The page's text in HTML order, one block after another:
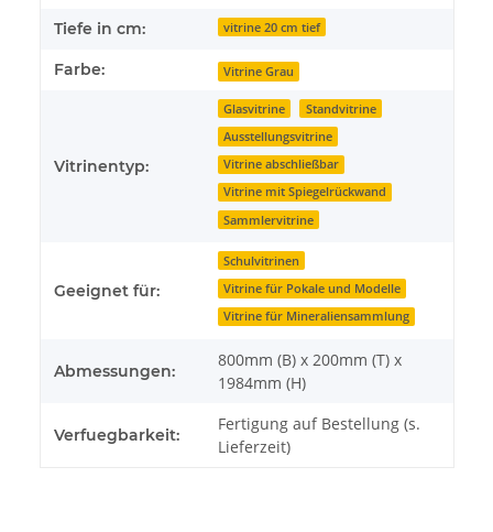
Tiefe in cm: vitrine 20 cm tief
Farbe: Vitrine Grau
Vitrinentyp:
Glasvitrine
Standvitrine
Ausstellungsvitrine
Vitrine abschließbar
Vitrine mit Spiegelrückwand
Sammlervitrine
Geeignet für:
Schulvitrinen
Vitrine für Pokale und Modelle
Vitrine für Mineraliensammlung
Abmessungen:
800mm (B) x 200mm (T) x
1984mm (H)
Verfuegbarkeit:
Fertigung auf Bestellung (s.
Lieferzeit)